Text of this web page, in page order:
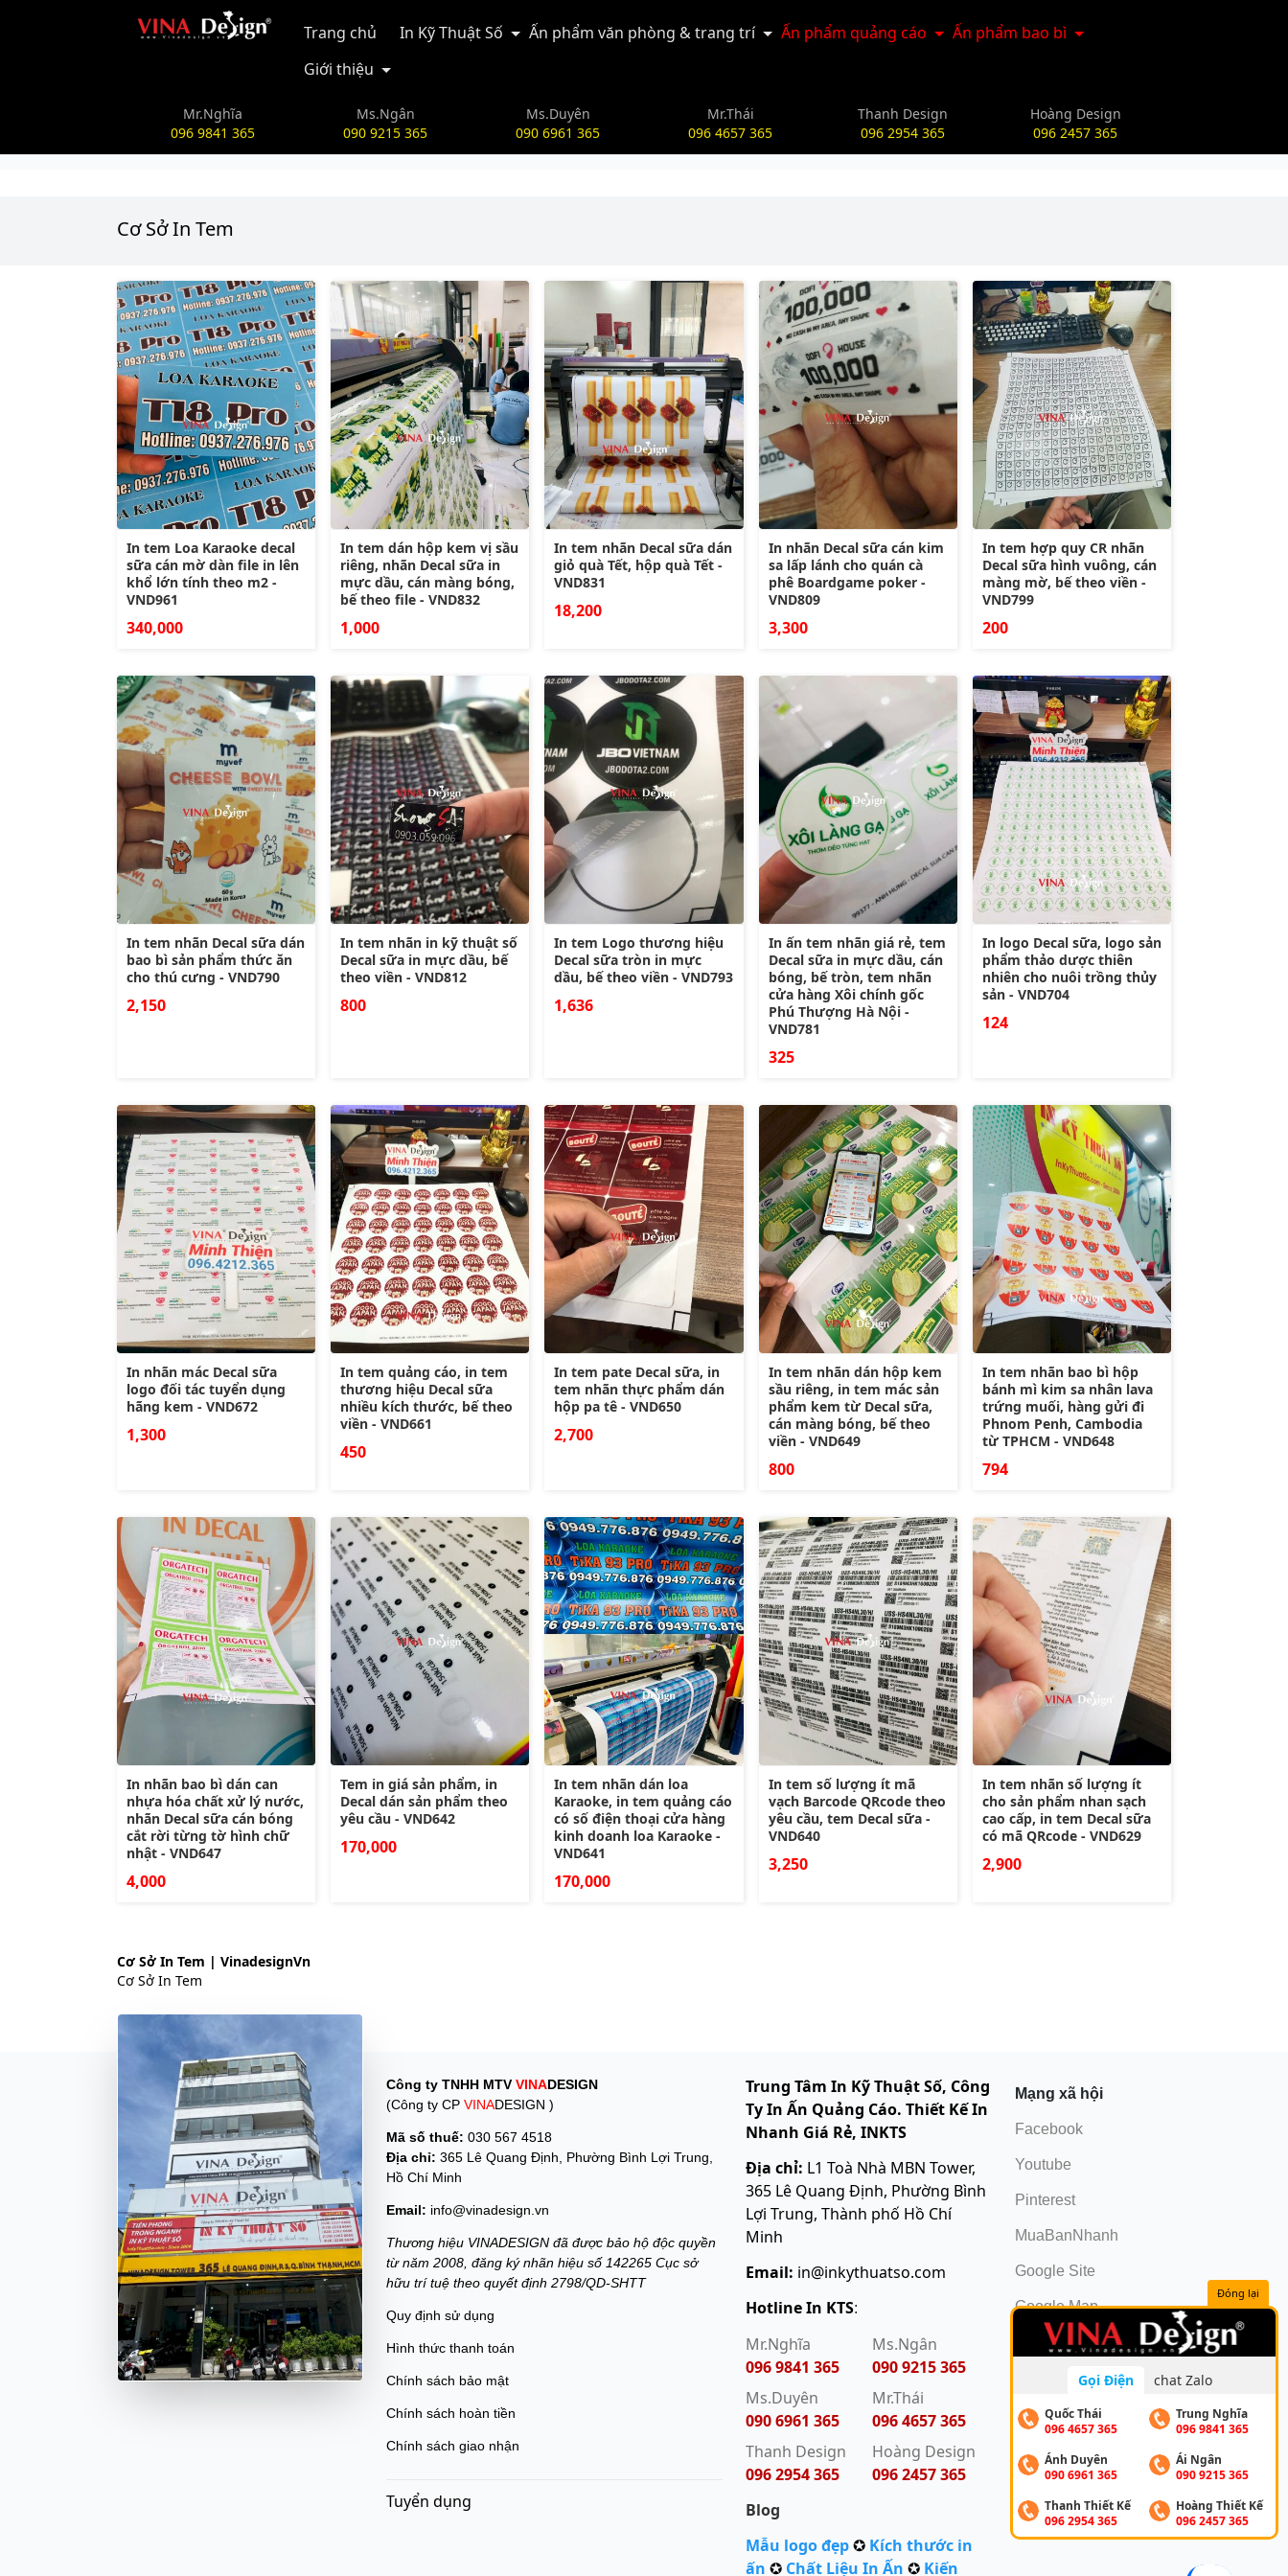
vinadesign.vn
Trang chủ In Kỹ Thuật Số Ấn phẩm văn phòng & trang trí Ấn phẩm quảng cáo
Ấn phẩm bao bì
Giới thiệu
Mr.Nghĩa
096 9841 365
Ms.Ngân
090 9215 365
Ms.Duyên
090 6961 365
Mr.Thái
096 4657 365
Thanh Design
096 2954 365
Hoàng Design
096 2457 365
Cơ Sở In Tem
In tem Loa Karaoke decal
sữa cán mờ dàn file in lên
khổ lớn tính theo m2 -
VND961
340,000
In tem dán hộp kem vị sầu
riêng, nhãn Decal sữa in
mực dầu, cán màng bóng,
bế theo file - VND832
1,000
In tem nhãn Decal sữa dán
giỏ quà Tết, hộp quà Tết -
VND831
18,200
In nhãn Decal sữa cán kim
sa lấp lánh cho quán cà
phê Boardgame poker -
VND809
3,300
In tem hợp quy CR nhãn
Decal sữa hình vuông, cán
màng mờ, bế theo viền -
VND799
200
In tem nhãn Decal sữa dán
bao bì sản phẩm thức ăn
cho thú cưng - VND790
2,150
In tem nhãn in kỹ thuật số
Decal sữa in mực dầu, bế
theo viền - VND812
800
In tem Logo thương hiệu
Decal sữa tròn in mực
dầu, bế theo viền - VND793
1,636
In ấn tem nhãn giá rẻ, tem
Decal sữa in mực dầu, cán
bóng, bế tròn, tem nhãn
cửa hàng Xôi chính gốc
Phú Thượng Hà Nội -
VND781
325
In logo Decal sữa, logo sản
phẩm thảo dược thiên
nhiên cho nuôi trồng thủy
sản - VND704
124
In nhãn mác Decal sữa
logo đối tác tuyển dụng
hãng kem - VND672
1,300
In tem quảng cáo, in tem
thương hiệu Decal sữa
nhiều kích thước, bế theo
viền - VND661
450
In tem pate Decal sữa, in
tem nhãn thực phẩm dán
hộp pa tê - VND650
2,700
In tem nhãn dán hộp kem
sầu riêng, in tem mác sản
phẩm kem từ Decal sữa,
cán màng bóng, bế theo
viền - VND649
800
In tem nhãn bao bì hộp
bánh mì kim sa nhân lava
trứng muối, hàng gửi đi
Phnom Penh, Cambodia
từ TPHCM - VND648
794
In nhãn bao bì dán can
nhựa hóa chất xử lý nước,
nhãn Decal sữa cán bóng
cắt rời từng tờ hình chữ
nhật - VND647
4,000
Tem in giá sản phẩm, in
Decal dán sản phẩm theo
yêu cầu - VND642
170,000
In tem nhãn dán loa
Karaoke, in tem quảng cáo
có số điện thoại cửa hàng
kinh doanh loa Karaoke -
VND641
170,000
In tem số lượng ít mã
vạch Barcode QRcode theo
yêu cầu, tem Decal sữa -
VND640
3,250
In tem nhãn số lượng ít
cho sản phẩm nhan sạch
cao cấp, in tem Decal sữa
có mã QRcode - VND629
2,900
Cơ Sở In Tem | VinadesignVn
Cơ Sở In Tem
Công ty TNHH MTV VINADESIGN
(Công ty CP VINADESIGN )
Mã số thuế: 030 567 4518
Địa chỉ: 365 Lê Quang Định, Phường Bình Lợi Trung,
Hồ Chí Minh
Email: info@vinadesign.vn
Thương hiệu VINADESIGN đã được bảo hộ độc quyền
từ năm 2008, đăng ký nhãn hiệu số 142265 Cục sở
hữu trí tuệ theo quyết định 2798/QD-SHTT
Quy định sử dụng
Hình thức thanh toán
Chính sách bảo mật
Chính sách hoàn tiền
Chính sách giao nhận
Tuyển dụng
Trung Tâm In Kỹ Thuật Số, Công
Ty In Ấn Quảng Cáo. Thiết Kế In
Nhanh Giá Rẻ, INKTS
Địa chỉ: L1 Toà Nhà MBN Tower,
365 Lê Quang Định, Phường Bình
Lợi Trung, Thành phố Hồ Chí
Minh
Email: in@inkythuatso.com
Hotline In KTS:
Mr.Nghĩa
096 9841 365
Ms.Ngân
090 9215 365
Ms.Duyên
090 6961 365
Mr.Thái
096 4657 365
Thanh Design
096 2954 365
Hoàng Design
096 2457 365
Blog
Mẫu logo đẹp✪ Kích thước in
ấn ✪ Chất Liệu In Ấn ✪ Kiến
Mạng xã hội
Facebook
Youtube
Pinterest
MuaBanNhanh
Google Site
Google Map
Đóng lại
Gọi Điện chat Zalo
Quốc Thái
096 4657 365
Trung Nghĩa
096 9841 365
Ánh Duyên
090 6961 365
Ái Ngân
090 9215 365
Thanh Thiết Kế
096 2954 365
Hoàng Thiết Kế
096 2457 365